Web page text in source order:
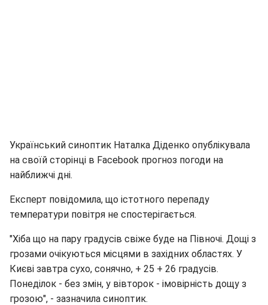
Український синоптик Наталка Діденко опублікувала
на своїй сторінці в Facebook прогноз погоди на
найближчі дні.
Експерт повідомила, що істотного перепаду
температури повітря не спостерігається.
"Хіба що на пару градусів свіже буде на Півночі. Дощі з
грозами очікуються місцями в західних областях. У
Києві завтра сухо, сонячно, + 25 + 26 градусів.
Понеділок - без змін, у вівторок - імовірність дощу з
грозою", - зазначила синоптик.